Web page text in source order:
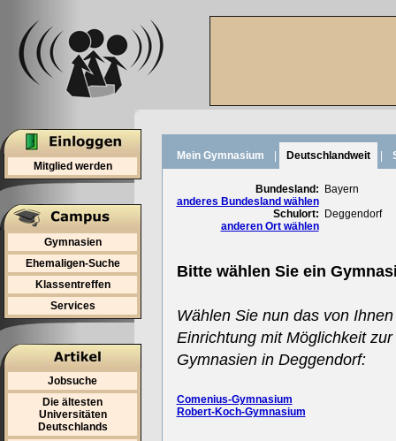
Mitglied werden
Gymnasien
Ehemaligen-Suche
Klassentreffen
Services
Jobsuche
Die ältesten
Universitäten
Deutschlands
Mein Gymnasium Deutschlandweit
Bundesland:
anderes Bundesland wählen
Bayern
Schulort:
anderen Ort wählen
Deggendorf
Bitte wählen Sie ein
Wählen Sie nun das von
Einrichtung mit Möglichkeit
Gymnasien in Deggendorf:
Comenius-Gymnasium
Robert-Koch-Gymnasium